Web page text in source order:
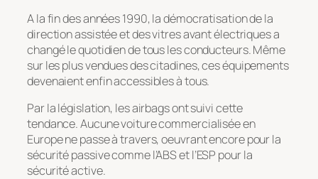
A la fin des années 1990, la démocratisation de la
direction assistée et des vitres avant électriques a
changé le quotidien de tous les conducteurs. Même
sur les plus vendues des citadines, ces équipements
devenaient enfin accessibles à tous.
Par la législation, les airbags ont suivi cette
tendance. Aucune voiture commercialisée en
Europe ne passe à travers, oeuvrant encore pour la
sécurité passive comme l’ABS et l’ESP pour la
sécurité active.